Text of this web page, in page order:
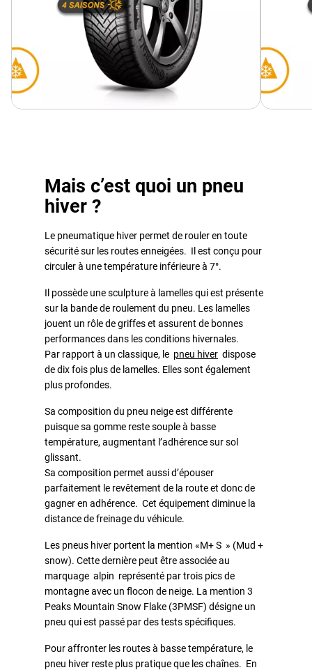
Mais c’est quoi un pneu
hiver ?
Le pneumatique hiver permet de rouler en toute
sécurité sur les routes enneigées. Il est conçu pour
circuler à une température inférieure à 7°.
Il possède une sculpture à lamelles qui est présente
sur la bande de roulement du pneu. Les lamelles
jouent un rôle de griffes et assurent de bonnes
performances dans les conditions hivernales.
Par rapport à un classique, le pneu hiver dispose
de dix fois plus de lamelles. Elles sont également
plus profondes.
Sa composition du pneu neige est différente
puisque sa gomme reste souple à basse
température, augmentant l’adhérence sur sol
glissant.
Sa composition permet aussi d’épouser
parfaitement le revêtement de la route et donc de
gagner en adhérence. Cet équipement diminue la
distance de freinage du véhicule.
Les pneus hiver portent la mention «M+ S » (Mud +
snow). Cette dernière peut être associée au
marquage alpin représenté par trois pics de
montagne avec un flocon de neige. La mention 3
Peaks Mountain Snow Flake (3PMSF) désigne un
pneu qui est passé par des tests spécifiques.
Pour affronter les routes à basse température, le
pneu hiver reste plus pratique que les chaînes. En